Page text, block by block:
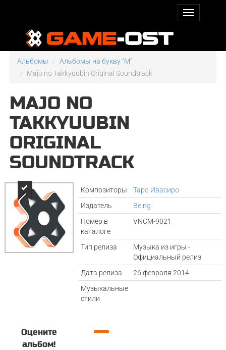
Альбомы
Альбомы на букву "M"
Majo no Takkyuubin Original Soundtrack
MAJO NO
TAKKYUUBIN
ORIGINAL
SOUNDTRACK
Композиторы
Таро Ивасиро
Издатель
Being
Номер в
каталоге
VNCM-9021
Тип релиза
Музыка из игры -
Официальный релиз
Дата релиза
26 февраля 2014
Музыкальные
стили
Оцените
альбом!
—